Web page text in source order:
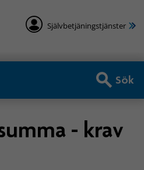
Självbetjäningstjänster
Sök
- krav